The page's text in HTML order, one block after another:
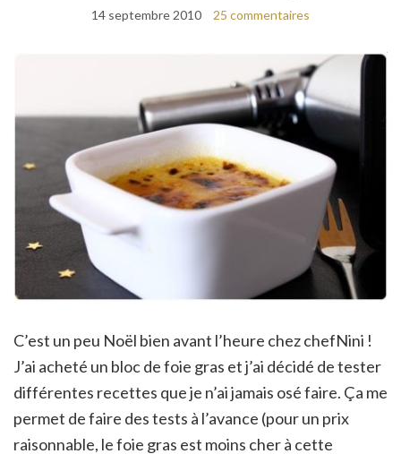
14 septembre 2010 25 commentaires
C’est un peu Noël bien avant l’heure chez chefNini !
J’ai acheté un bloc de foie gras et j’ai décidé de tester
différentes recettes que je n’ai jamais osé faire. Ça me
permet de faire des tests à l’avance (pour un prix
raisonnable, le foie gras est moins cher à cette